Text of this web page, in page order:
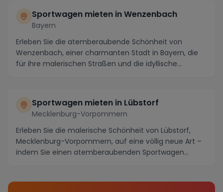
Sportwagen mieten in Wenzenbach
Bayern
Erleben Sie die atemberaubende Schönheit von
Wenzenbach, einer charmanten Stadt in Bayern, die
für ihre malerischen Straßen und die idyllische
Sportwagen mieten in Lübstorf
Mecklenburg-Vorpommern
Erleben Sie die malerische Schönheit von Lübstorf,
Mecklenburg-Vorpommern, auf eine völlig neue Art –
indem Sie einen atemberaubenden Sportwagen